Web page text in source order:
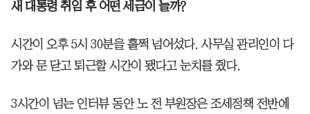
새 대통령 취임 후 어떤 세금이 늘까?
시간이 오후 5시 30분을 훌쩍 넘어섰다. 사무실 관리인이 다
가와 문 닫고 퇴근할 시간이 됐다고 눈치를 줬다.
3시간이 넘는 인터뷰 동안 노 전 부원장은 조세정책 전반에